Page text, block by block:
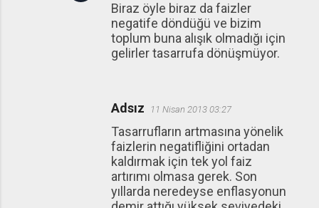
Biraz öyle biraz da faizler
negatife döndüğü ve bizim
toplum buna alışık olmadığı için
gelirler tasarrufa dönüşmüyor.
Adsız 11 Nisan 2013 03:27
Tasarrufların artmasına yönelik
faizlerin negatifliğini ortadan
kaldırmak için tek yol faiz
artırımı olmasa gerek. Son
yıllarda neredeyse enflasyonun